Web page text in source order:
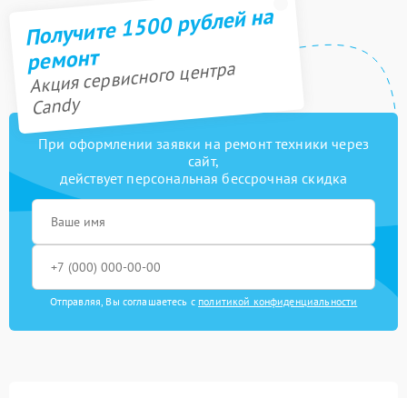
Получите 1500 рублей на
ремонт
Акция сервисного центра
Candy
При оформлении заявки на ремонт техники через
сайт,
действует персональная бессрочная скидка
Отправляя, Вы соглашаетесь с политикой конфиденциальности